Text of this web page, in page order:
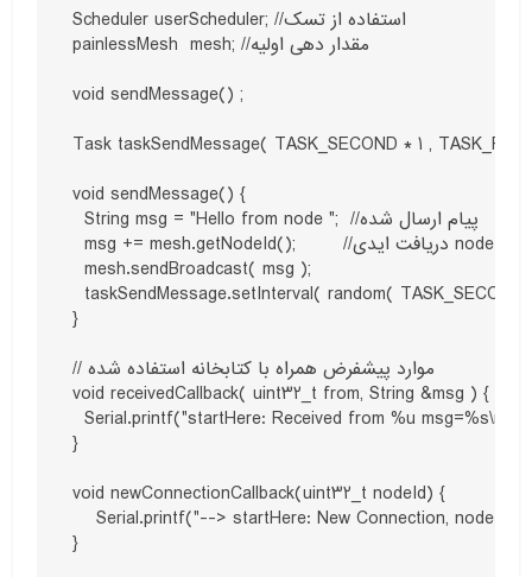
Scheduler userScheduler; //استفاده از تسک
painlessMesh  mesh; //مقدار دهی اولیه
void sendMessage() ;
Task taskSendMessage( TASK_SECOND * 1 ,
void sendMessage() {
  String msg = "Hello from node ";  //پیام ارسال شده
  msg += mesh.getNodeId();        //دریافت ایدی node
  mesh.sendBroadcast( msg );
taskSendMessage.setInterval( random( TASK_SECOND
}
// موارد پیشفرض همراه با کتابخانه استفاده شده
void receivedCallback( uint32_t from, String &msg ) {
Serial.printf("startHere: Received from %u msg=%s\n",
}
void newConnectionCallback(uint32_t nodeId) {
Serial.printf("--> startHere: New Connection, nodeId
}